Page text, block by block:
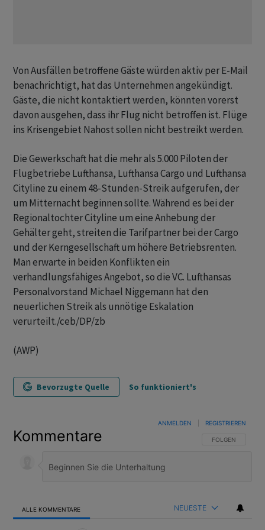
Von Ausfällen betroffene Gäste würden aktiv per E-Mail
benachrichtigt, hat das Unternehmen angekündigt.
Gäste, die nicht kontaktiert werden, könnten vorerst
davon ausgehen, dass ihr Flug nicht betroffen ist. Flüge
ins Krisengebiet Nahost sollen nicht bestreikt werden.
Die Gewerkschaft hat die mehr als 5.000 Piloten der
Flugbetriebe Lufthansa, Lufthansa Cargo und Lufthansa
Cityline zu einem 48-Stunden-Streik aufgerufen, der
um Mitternacht beginnen sollte. Während es bei der
Regionaltochter Cityline um eine Anhebung der
Gehälter geht, streiten die Tarifpartner bei der Cargo
und der Kerngesellschaft um höhere Betriebsrenten.
Man erwarte in beiden Konflikten ein
verhandlungsfähiges Angebot, so die VC. Lufthansas
Personalvorstand Michael Niggemann hat den
neuerlichen Streik als unnötige Eskalation
verurteilt./ceb/DP/zb
(AWP)
Bevorzugte Quelle So funktioniert's
Kommentare FOLGE DIESER
FOLGEN
ANMELDEN REGISTRIEREN
ALLE KOMMENTARE NEUESTE